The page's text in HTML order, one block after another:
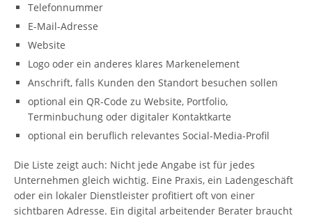
Telefonnummer
E-Mail-Adresse
Website
Logo oder ein anderes klares Markenelement
Anschrift, falls Kunden den Standort besuchen sollen
optional ein QR-Code zu Website, Portfolio,
Terminbuchung oder digitaler Kontaktkarte
optional ein beruflich relevantes Social-Media-Profil
Die Liste zeigt auch: Nicht jede Angabe ist für jedes
Unternehmen gleich wichtig. Eine Praxis, ein Ladengeschäft
oder ein lokaler Dienstleister profitiert oft von einer
sichtbaren Adresse. Ein digital arbeitender Berater braucht